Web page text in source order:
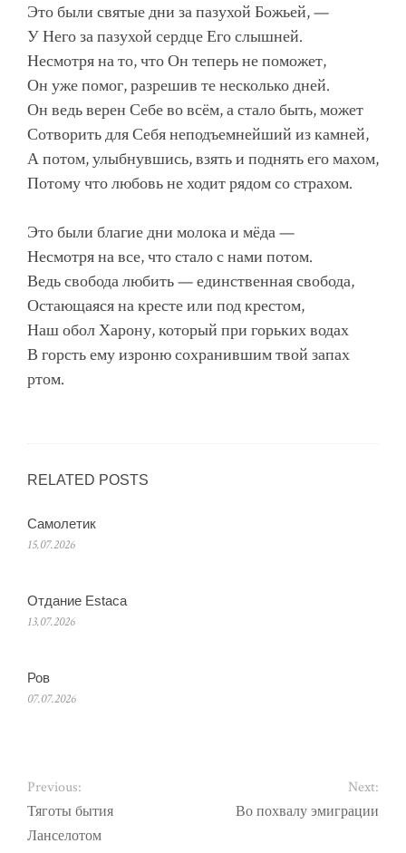
Это были святые дни за пазухой Божьей, —
У Него за пазухой сердце Его слышней.
Несмотря на то, что Он теперь не поможет,
Он уже помог, разрешив те несколько дней.
Он ведь верен Себе во всём, а стало быть, может
Сотворить для Себя неподъемнейший из камней,
А потом, улыбнувшись, взять и поднять его махом,
Потому что любовь не ходит рядом со страхом.
Это были благие дни молока и мёда —
Несмотря на все, что стало с нами потом.
Ведь свобода любить — единственная свобода,
Остающаяся на кресте или под крестом,
Наш обол Харону, который при горьких водах
В горсть ему изроню сохранившим твой запах
ртом.
RELATED POSTS
Самолетик
15.07.2026
Отдание Estaca
13.07.2026
Ров
07.07.2026
Previous:
Тяготы бытия
Ланселотом
Next:
Во похвалу эмиграции